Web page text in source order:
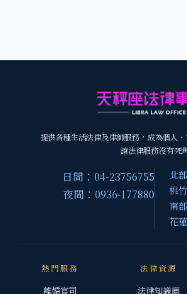
提供各種生活法律及律師服務，成為個人
讓法律服務沒有死
日間：04-23756755
夜間：0936-177880
北
桃
南
花
熱門服務
離婚官司
法律資源
法律知識庫